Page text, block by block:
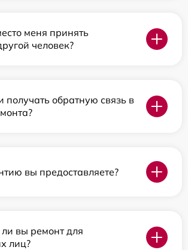
меня принять
человек?
получать обратную связь в
вы предоставляете?
вы ремонт для
лиц?